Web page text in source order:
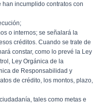
incumplido contratos con
o internos; se señalará la
créditos. Cuando se trate de
constar, como lo prevé la Ley
Ley Orgánica de la
de Responsabilidad y
de crédito, los montos, plazo,
tales como metas e